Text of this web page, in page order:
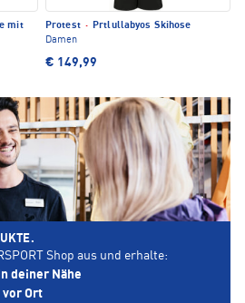
mit
Protest ·
Prtlullabyos Skihose
Damen
€ 149,99
Shop aus und erhalte:
deiner Nähe
vor Ort